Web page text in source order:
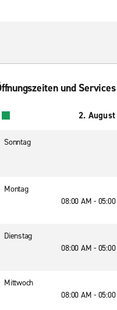
und Services
2.
Sonntag
Montag
08:00 AM -
Dienstag
08:00 AM -
Mittwoch
08:00 AM -